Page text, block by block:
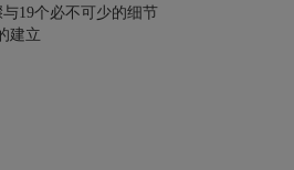
19个必不可少的细节
建立